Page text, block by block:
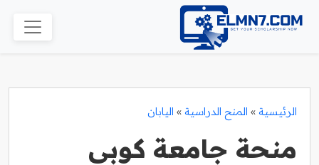
الرئيسية » المنح الدراسية » اليابان
منحة جامعة كوبي